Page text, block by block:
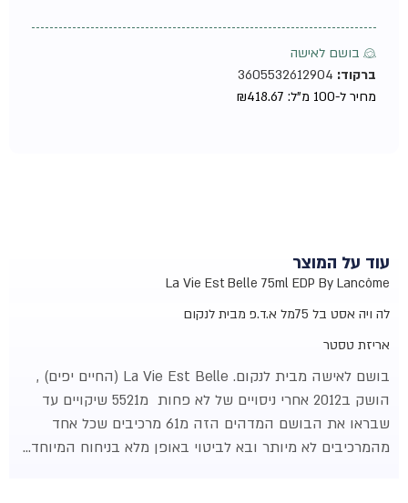
♀ בושם לאישה
ברקוד:3605532612904
מחיר ל-100 מ"ל:
₪418.67
עוד על המוצר
La Vie Est Belle75ml EDP By Lancôme
ה ויה אסט בל 75מל א.ד.פ מבית לנקום
אריזת טסטר
בושם לאישה מביתלנקום
. La Vie Est Belle (החיים יפים) ,
הושק ב2012 אחרי ניסויים של לא פחות מ5521 שיקויים עד
שבראו את הבושם המדהים הזה מ61 מרכיבים שכל אחד
מהמרכיבים לא מיותר ובא לביטוי באופן מלא בניחוח המיוחד…